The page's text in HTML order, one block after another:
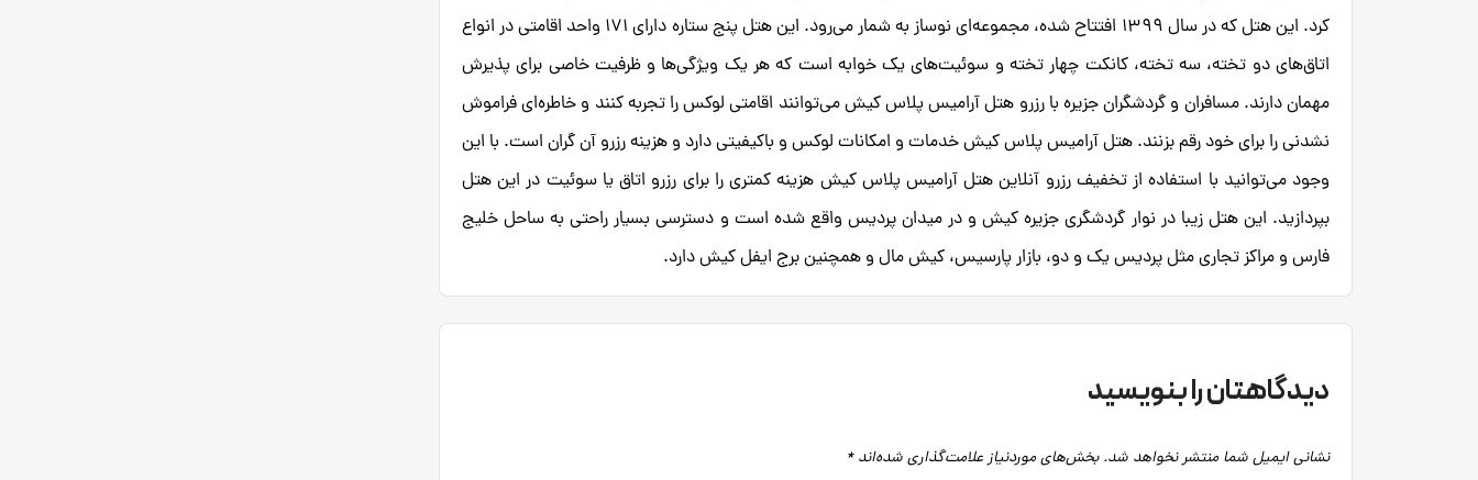
کرد. این هتل که در سال 1399 افتتاح شده، مجموعه‌ای نوساز به شمار می‌رود. این هتل پنج ستاره دارای 171 واحد اقامتی در انواع
اتاق‌های دو تخته، سه تخته، کانکت چهار تخته و سوئیت‌های یک خوابه است که هر یک ویژگی‌ها و ظرفیت خاصی برای پذیرش
مهمان دارند. مسافران و گردشگران جزیره با رزرو هتل آرامیس پلاس کیش می‌توانند اقامتی لوکس را تجربه کنند و خاطره‌ای فراموش
نشدنی را برای خود رقم بزنند. هتل آرامیس پلاس کیش خدمات و امکانات لوکس و باکیفیتی دارد و هزینه رزرو آن گران است. با این
وجود می‌توانید با استفاده از تخفیف رزرو آنلاین هتل آرامیس پلاس کیش هزینه کمتری را برای رزرو اتاق یا سوئیت در این هتل
بپردازید. این هتل زیبا در نوار گردشگری جزیره کیش و در میدان پردیس واقع شده است و دسترسی بسیار راحتی به ساحل خلیج
فارس و مراکز تجاری مثل پردیس یک و دو، بازار پارسیس، کیش مال و همچنین برج ایفل کیش دارد.
دیدگاهتان را بنویسید
نشانی ایمیل شما منتشر نخواهد شد. بخش‌های موردنیاز علامت‌گذاری شده‌اند*